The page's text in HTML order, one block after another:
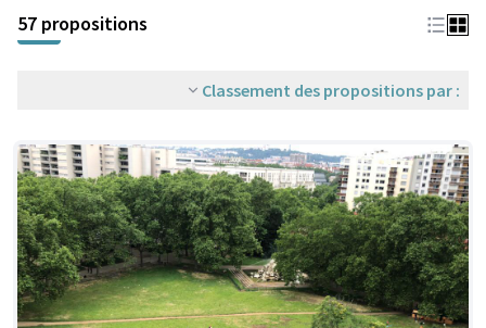
57 propositions
Classement des propositions par :